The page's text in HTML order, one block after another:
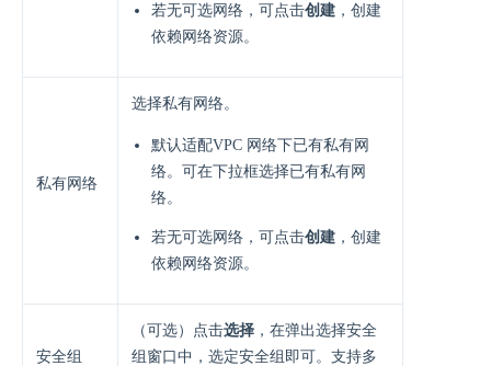
若无可选网络，可点击创建 ，创建
依赖网络资源。
私有网络
选择私有网络。
默认适配VPC 网络下已有私有网
络。可在下拉框选择已有私有网
络。
若无可选网络，可点击创建 ，创建
依赖网络资源。
安全组
（可选）点击选择 ，在弹出选择安全
组窗口中，选定安全组即可。支持多